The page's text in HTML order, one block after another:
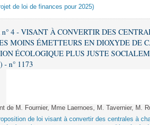
de loi de finances pour 2025)
n° 4 - VISANT À CONVERTIR DES
MOINS ÉMETTEURS EN DIOXYDE DE
ÉCOLOGIQUE PLUS JUSTE
- n° 1173
de M. Fournier, Mme Laernoes, M. Tavernier, M.
de loi visant à convertir des centrales à